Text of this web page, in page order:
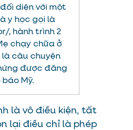
diện với một
y học gọi là
, hành trình 2
chạy chữa ở
câu chuyện
được đăng
Mỹ.
là vô điều kiện, tất
lại điều chỉ là phép